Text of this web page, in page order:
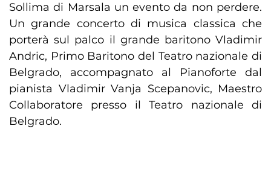
Sollima di Marsala un evento da non perdere.
Un grande concerto di musica classica che
porterà sul palco il grande baritono Vladimir
Andric, Primo Baritono del Teatro nazionale di
Belgrado, accompagnato al Pianoforte dal
pianista Vladimir Vanja Scepanovic, Maestro
Collaboratore presso il Teatro nazionale di
Belgrado.